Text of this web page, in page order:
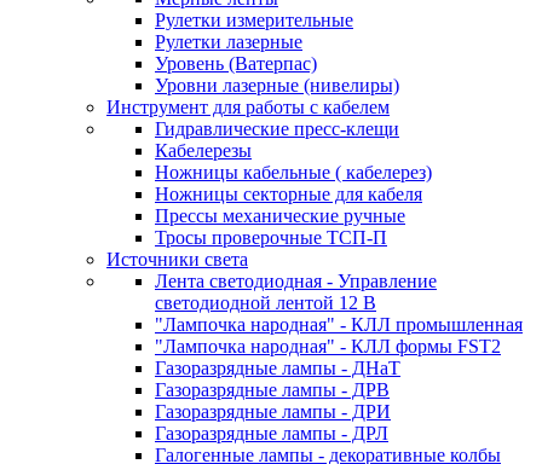
Рулетки измерительные
Рулетки лазерные
Уровень (Ватерпас)
Уровни лазерные (нивелиры)
Инструмент для работы с кабелем
Гидравлические пресс-клещи
Кабелерезы
Ножницы кабельные ( кабелерез)
Ножницы секторные для кабеля
Прессы механические ручные
Тросы проверочные ТСП-П
Источники света
Лента светодиодная - Управление
светодиодной лентой 12 В
"Лампочка народная" - КЛЛ промышленная
"Лампочка народная" - КЛЛ формы FST2
Газоразрядные лампы - ДНаТ
Газоразрядные лампы - ДРВ
Газоразрядные лампы - ДРИ
Газоразрядные лампы - ДРЛ
Галогенные лампы - декоративные колбы